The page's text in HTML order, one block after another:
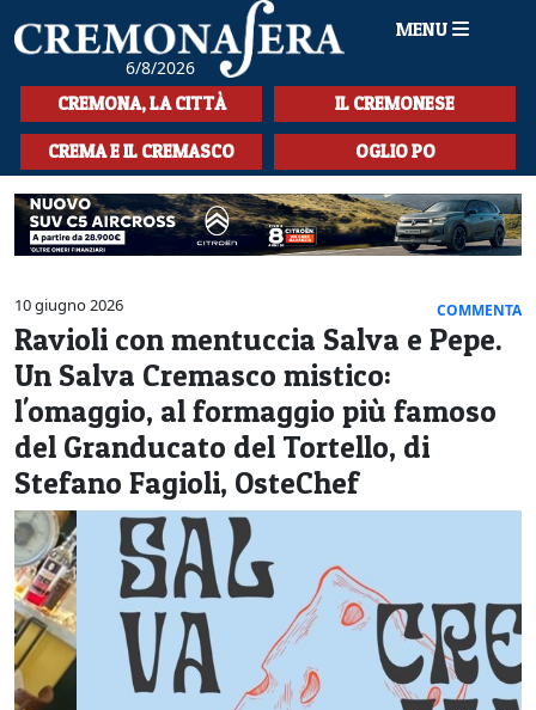
6/8/2026
MENU
HOME
CRONACA
SPORT
LA MUSICA
CULTURA
LA STORIA
SPETTACOLI
L'EDITORIALE
SEZIONI
CERCA
CREMONA, LA CITTÀ IL CREMONESE
CREMA E IL CREMASCO OGLIO PO
10 giugno 2026 COMMENTA
Ravioli con mentuccia Salva e Pepe.
Un Salva Cremasco mistico:
l'omaggio, al formaggio più famoso
del Granducato del Tortello, di
Stefano Fagioli, OsteChef